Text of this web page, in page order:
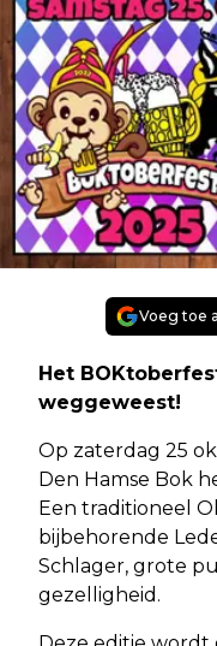
Voeg toe
Het
weggeweest!
Op zaterdag 25
Den Hamse Bok
Een traditioneel
bijbehorende
Schlager, grote
gezelligheid.